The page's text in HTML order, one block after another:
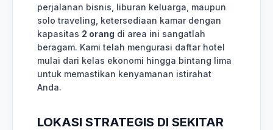
perjalanan bisnis, liburan keluarga, maupun
solo traveling, ketersediaan kamar dengan
kapasitas 2 orang di area ini sangatlah
beragam. Kami telah mengurasi daftar hotel
mulai dari kelas ekonomi hingga bintang lima
untuk memastikan kenyamanan istirahat
Anda.
LOKASI STRATEGIS DI SEKITAR